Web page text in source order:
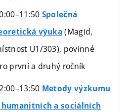
Společná
výuka(Magid,
U1/303), povinné
první a druhý ročník
Metody výzkumu
a sociálních